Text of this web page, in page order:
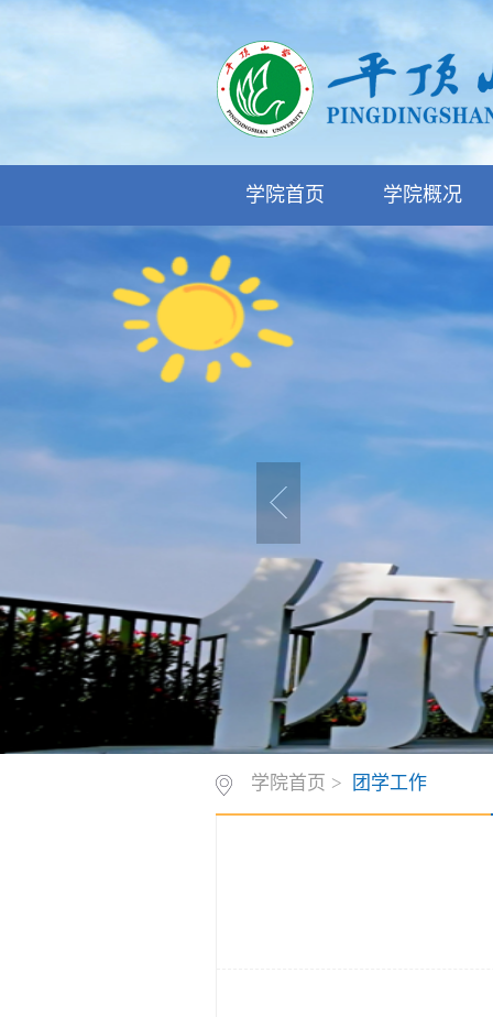
学院首页 学院概况
学院首页 > 团学工作